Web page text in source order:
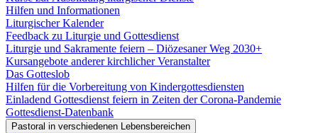
Hilfen und Informationen
Liturgischer Kalender
Feedback zu Liturgie und Gottesdienst
Liturgie und Sakramente feiern – Diözesaner Weg 2030+
Kursangebote anderer kirchlicher Veranstalter
Das Gotteslob
Hilfen für die Vorbereitung von Kindergottesdiensten
Einladend Gottesdienst feiern in Zeiten der Corona-Pandemie
Gottesdienst-Datenbank
Pastoral in verschiedenen Lebensbereichen